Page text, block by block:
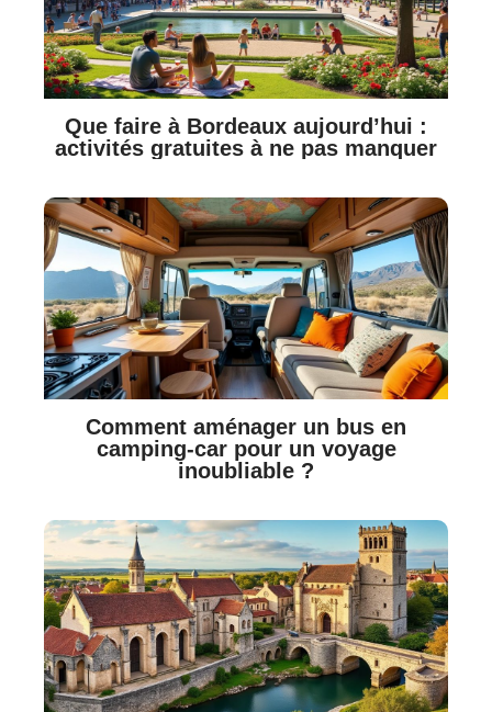
Que faire à Bordeaux aujourd’hui :
activités gratuites à ne pas manquer
Comment aménager un bus en
camping-car pour un voyage
inoubliable ?